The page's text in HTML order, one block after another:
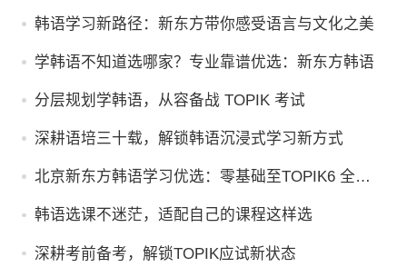
韩语学习新路径：新东方带你感受语言与文化之美
学韩语不知道选哪家？专业靠谱优选：新东方韩语
分层规划学韩语，从容备战 TOPIK 考试
深耕语培三十载，解锁韩语沉浸式学习新方式
北京新东方韩语学习优选：零基础至TOPIK6 全阶
韩语选课不迷茫，适配自己的课程这样选
深耕考前备考，解锁TOPIK应试新状态